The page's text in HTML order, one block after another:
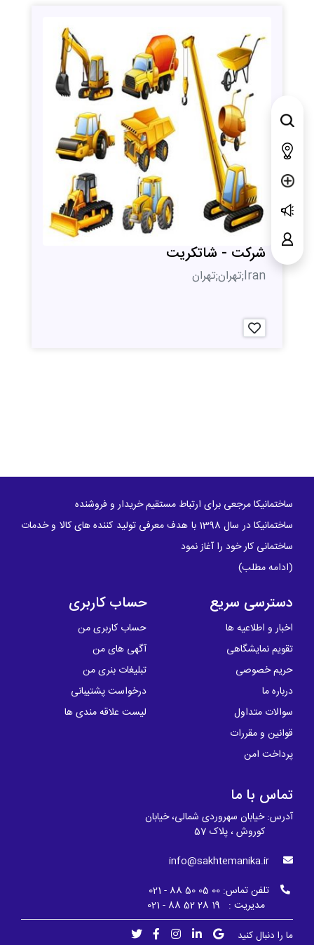
شرکت - شاتکریت
Iran;تهران;تهران
ساختمانیکا مرجعی برای ارتباط مستقیم خریدار و فروشنده
ساختمانیکا در سال 1398 با هدف معرفی تولید کننده های کالا و خدمات
ساختمانی کار خود را آغاز نمود
(ادامه مطلب)
دسترسی سریع
اخبار و اطلاعیه ها
تقویم نمایشگاهی
حریم خصوصی
درباره ما
سوالات متداول
قوانین و مقررات
پرداخت امن
حساب کاربری
حساب کاربری من
آگهی های من
تبلیغات بنری من
درخواست پشتیبانی
لیست علاقه مندی ها
تماس با ما
آدرس: خیابان سهروردی شمالی، خیابان
کوروش ، پلاک 57
info@sakhtemanika.ir
تلفن تماس: 00 05 50 88 - 021
مدیریت : 19 28 52 88 - 021
ما را دنبال کنید